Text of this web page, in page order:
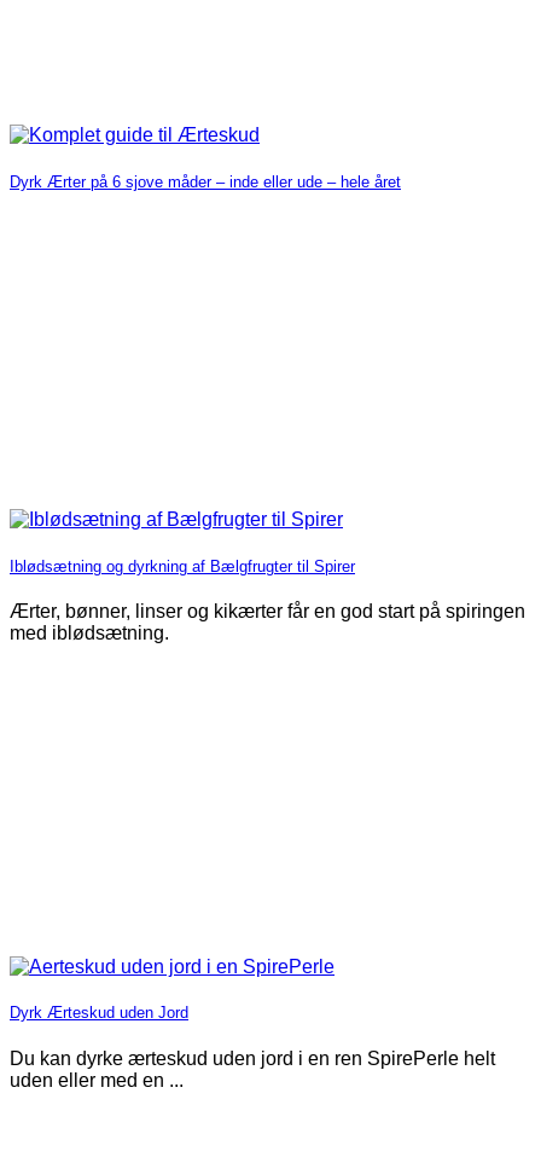
Dyrk Ærter på 6 sjove måder – inde eller ude – hele året
Iblødsætning og dyrkning af Bælgfrugter til Spirer
Ærter, bønner, linser og kikærter får en god start på spiringen
med iblødsætning.
Dyrk Ærteskud uden Jord
Du kan dyrke ærteskud uden jord i en ren SpirePerle helt
uden eller med en ...